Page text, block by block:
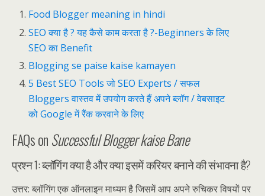
Food Blogger meaning in hindi
SEO क्या है ? यह कैसे काम करता है ?-Beginners के लिए
SEO का Benefit
Blogging se paise kaise kamayen
5 Best SEO Tools जो SEO Experts / सफल
Bloggers वास्तव में उपयोग करते हैं अपने ब्लॉग / वेबसाइट
को Google में रैंक करवाने के लिए
FAQs onSuccessful Blogger kaise Bane
प्रश्न 1: ब्लॉगिंग क्या है और क्या इसमें करियर बनाने की संभावना है?
उत्तर: ब्लॉगिंग एक ऑनलाइन माध्यम है जिसमें आप अपने रुचिकर विषयों पर